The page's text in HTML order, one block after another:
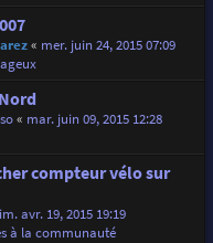
« mer. juin 24, 2015 07:09
« mar. juin 09, 2015 12:28
compteur vélo sur
avr. 19, 2015 19:19
à la communauté